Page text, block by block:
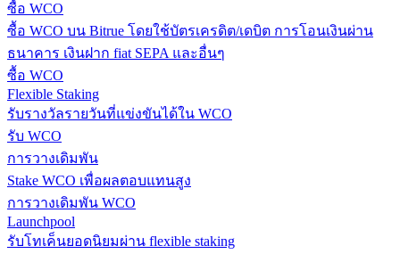
กลยุทธ์การซื้อขาย
เรียนรู้วิธีการรักษาผลกำไร
ซื้อ WCO
ซื้อ WCO บน Bitrue โดยใช้บัตรเครดิต/เดบิต การโอนเงินผ่าน
ธนาคาร เงินฝาก fiat SEPA และอื่นๆ
ซื้อ WCO
Flexible Staking
รับรางวัลรายวันที่แข่งขันได้ใน WCO
รับ WCO
การวางเดิมพัน
Stake WCO เพื่อผลตอบแทนสูง
การวางเดิมพัน WCO
Launchpool
รับโทเค็นยอดนิยมผ่าน flexible staking